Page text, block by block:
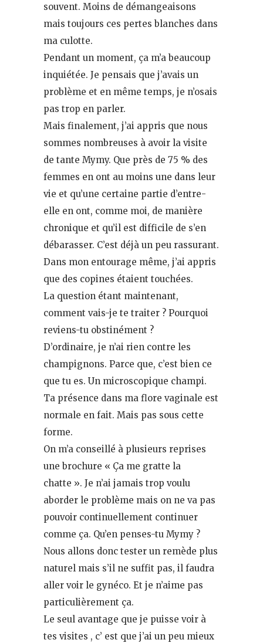
souvent. Moins de démangeaisons
mais toujours ces pertes blanches dans
ma culotte.
Pendant un moment, ça m’a beaucoup
inquiétée. Je pensais que j’avais un
problème et en même temps, je n’osais
pas trop en parler.
Mais finalement, j’ai appris que nous
sommes nombreuses à avoir la visite
de tante Mymy. Que près de 75 % des
femmes en ont au moins une dans leur
vie et qu’une certaine partie d’entre-
elle en ont, comme moi, de manière
chronique et qu’il est difficile de s’en
débarasser. C’est déjà un peu rassurant.
Dans mon entourage même, j’ai appris
que des copines étaient touchées.
La question étant maintenant,
comment vais-je te traiter ? Pourquoi
reviens-tu obstinément ?
D’ordinaire, je n’ai rien contre les
champignons. Parce que, c’est bien ce
que tu es. Un microscopique champi.
Ta présence dans ma flore vaginale est
normale en fait. Mais pas sous cette
forme.
On m’a conseillé à plusieurs reprises
une brochure « Ça me gratte la
chatte ». Je n’ai jamais trop voulu
aborder le problème mais on ne va pas
pouvoir continuellement continuer
comme ça. Qu’en penses-tu Mymy ?
Nous allons donc tester un remède plus
naturel mais s’il ne suffit pas, il faudra
aller voir le gynéco. Et je n’aime pas
particulièrement ça.
Le seul avantage que je puisse voir à
tes visites , c’ est que j’ai un peu mieux